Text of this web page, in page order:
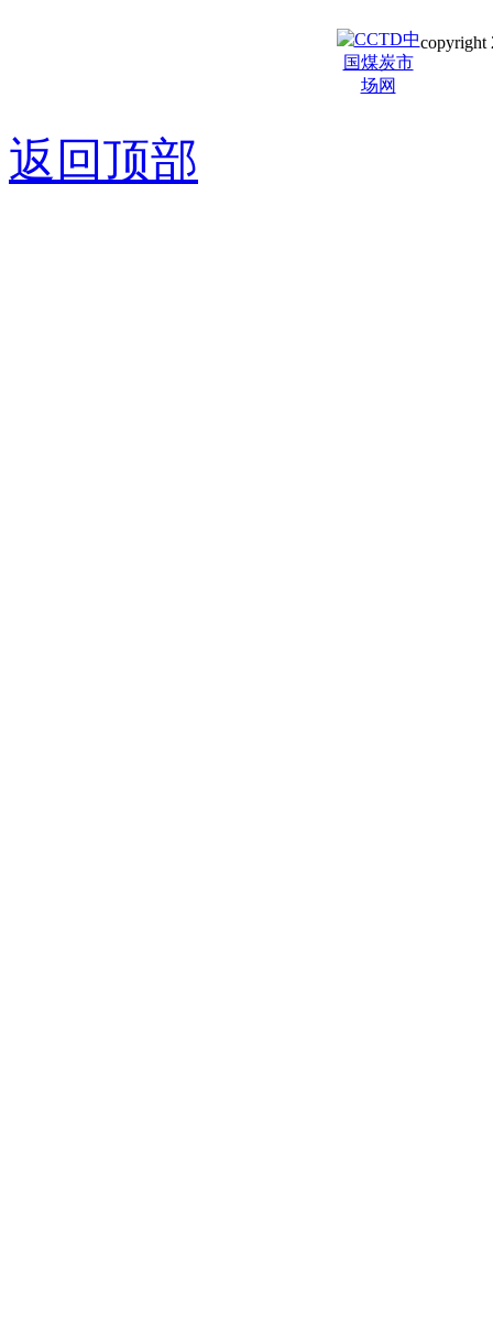
copyright
返回顶部